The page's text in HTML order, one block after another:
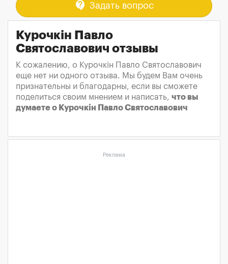
contact_support Задать вопрос
Курочкін Павло
Святославович отзывы
К сожалению, о Курочкін Павло Святославович
еще нет ни одного отзыва. Мы будем Вам очень
признательны и благодарны, если вы сможете
поделиться своим мнением и написать, что вы
думаете о Курочкін Павло Святославович
Реклама